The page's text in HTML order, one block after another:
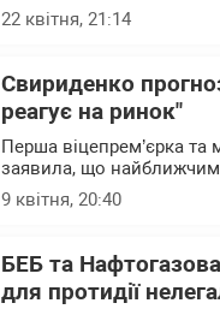
22 квітня, 21:14
Свириденко
реагує на ринок"
Перша віцепрем’єрка та
заявила, що найближчим
9 квітня, 20:40
БЕБ та
для протидії